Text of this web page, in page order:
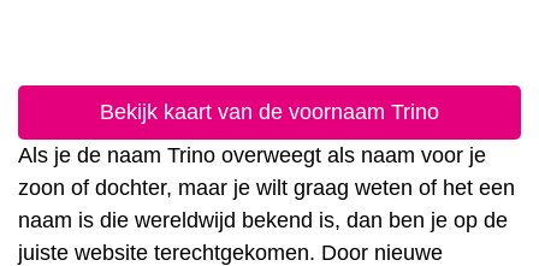
Bekijk kaart van de voornaam Trino
Als je de naam Trino overweegt als naam voor je
zoon of dochter, maar je wilt graag weten of het een
naam is die wereldwijd bekend is, dan ben je op de
juiste website terechtgekomen. Door nieuwe